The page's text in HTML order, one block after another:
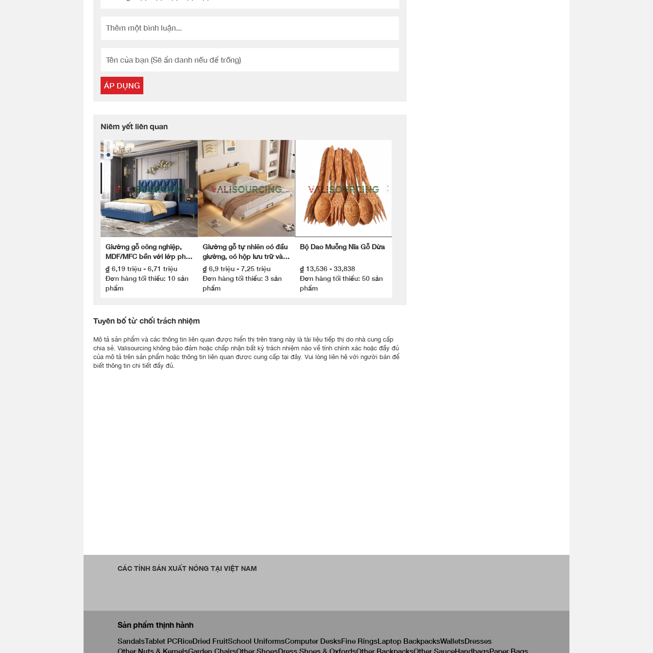
ÁP DỤNG
Niêm yết liên quan
Giường gỗ công nghiệp,
MDF/MFC bền với lớp phủ
Melamine chống xước
₫ 6,19 triệu - 6,71 triệu
Đơn hàng tối thiểu: 10 sản
phẩm
Giường gỗ tự nhiên có đầu
giường, có hộp lưu trữ và
biển báo trang trí tường
₫ 6,9 triệu - 7,25 triệu
Đơn hàng tối thiểu: 3 sản
phẩm
Bộ Dao Muỗng Nĩa Gỗ Dừa
₫ 13,536 - 33,838
Đơn hàng tối thiểu: 50 sản
phẩm
Tuyên bố từ chối trách nhiệm
Mô tả sản phẩm và các thông tin liên quan được hiển thị trên trang này là tài liệu tiếp thị do nhà cung cấp
chia sẻ. Valisourcing không bảo đảm hoặc chấp nhận bất kỳ trách nhiệm nào về tính chính xác hoặc đầy đủ
của mô tả trên sản phẩm hoặc thông tin liên quan được cung cấp tại đây. Vui lòng liên hệ với người bán để
biết thông tin chi tiết đầy đủ.
CÁC TỈNH SẢN XUẤT NÓNG TẠI VIỆT NAM
Sản phẩm thịnh hành
SandalsTablet PCRiceDried FruitSchool UniformsComputer DesksFine RingsLaptop BackpacksWalletsDresses
Other Nuts & KernelsGarden ChairsOther ShoesDress Shoes & OxfordsOther BackpacksOther SauceHandbagsPaper Bags